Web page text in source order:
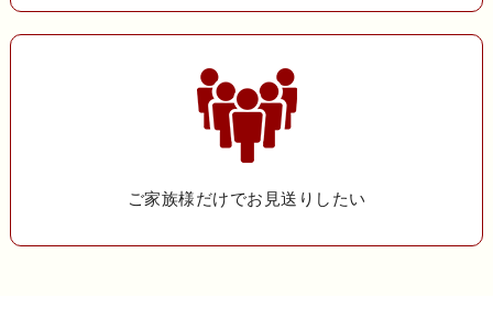
ご家族様だけでお見送りしたい